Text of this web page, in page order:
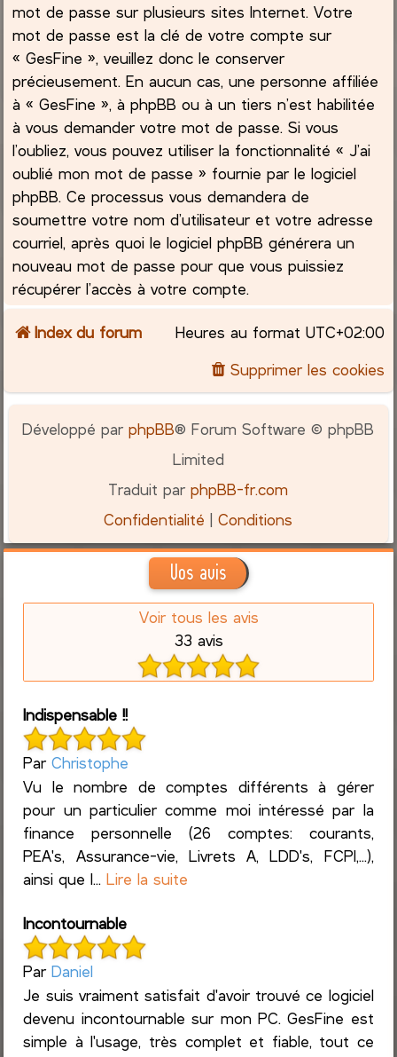
mot de passe sur plusieurs sites Internet. Votre
mot de passe est la clé de votre compte sur
« GesFine », veuillez donc le conserver
précieusement. En aucun cas, une personne affiliée
à « GesFine », à phpBB ou à un tiers n’est habilitée
à vous demander votre mot de passe. Si vous
l’oubliez, vous pouvez utiliser la fonctionnalité « J’ai
oublié mon mot de passe » fournie par le logiciel
phpBB. Ce processus vous demandera de
soumettre votre nom d’utilisateur et votre adresse
courriel, après quoi le logiciel phpBB générera un
nouveau mot de passe pour que vous puissiez
récupérer l’accès à votre compte.
Index du forum Heures au format UTC+02:00
Supprimer les cookies
Développé parphpBB® Forum Software © phpBB
Limited
Traduit parphpBB-fr.com
Confidentialité |Conditions
Vos avis
Voir tous les avis
33 avis
Indispensable !!
ParChristophe
Vu le nombre de comptes différents à gérer
pour un particulier comme moi intéressé par la
finance personnelle (26 comptes: courants,
PEA's, Assurance-vie, Livrets A, LDD's, FCPI,...),
ainsi que l...Lire la suite
Incontournable
ParDaniel
Je suis vraiment satisfait d'avoir trouvé ce logiciel
devenu incontournable sur mon PC. GesFine est
simple à l'usage, très complet et fiable, tout ce